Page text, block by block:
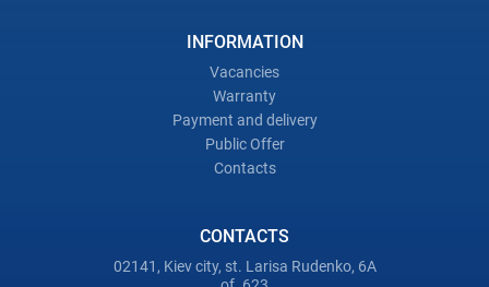
INFORMATION
Vacancies
Warranty
Payment and delivery
Public Offer
Contacts
CONTACTS
02141, Kiev city, st. Larisa Rudenko, 6A